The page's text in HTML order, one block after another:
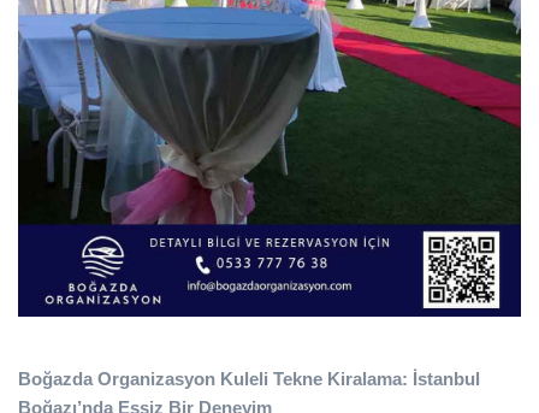
Boğazda Organizasyon Kuleli Tekne Kiralama: İstanbul
Boğazı’nda Eşsiz Bir Deneyim